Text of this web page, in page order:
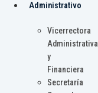
Administrativo
Vicerrectora
Administrativa
y
Financiera
Secretaría